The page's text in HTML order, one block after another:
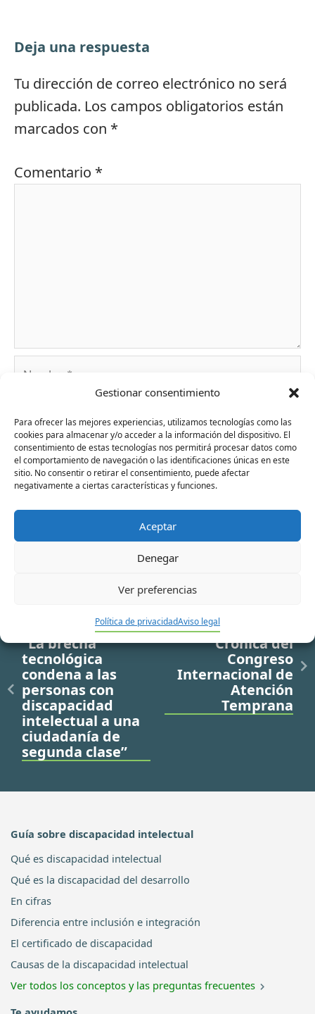
Gestionar consentimiento
Para ofrecer las mejores experiencias, utilizamos tecnologías como las
cookies para almacenar y/o acceder a la información del dispositivo. El
consentimiento de estas tecnologías nos permitirá procesar datos como
el comportamiento de navegación o las identificaciones únicas en este
sitio. No consentir o retirar el consentimiento, puede afectar
negativamente a ciertas características y funciones.
Aceptar
Denegar
Ver preferencias
Política de privacidadAviso legal
Deja una respuesta
Tu dirección de correo electrónico no será
publicada. Los campos obligatorios están
marcados con *
Comentario *
Nombre*
Correo
electrónico*
Web
Ir a noticia anterior
“La brecha
tecnológica
condena a las
personas con
discapacidad
intelectual a una
ciudadanía de
segunda clase”
Ir a noticia siguiente
Crónica del
Congreso
Internacional de
Atención
Temprana
Guía sobre discapacidad intelectual
Qué es discapacidad intelectual
Qué es la discapacidad del desarrollo
En cifras
Diferencia entre inclusión e integración
El certificado de discapacidad
Causas de la discapacidad intelectual
Ver todos los conceptos y las preguntas frecuentes